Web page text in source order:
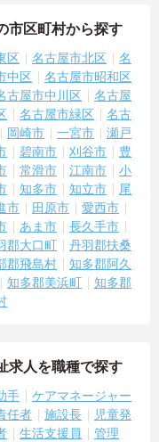
市区町村から探す
区 名古屋市北区
名
中区
名古屋市昭和区
古屋市中川区
名古屋
名古屋市緑区
名古
岡崎市 一宮市
瀬戸
碧南市 刈谷市
豊
常滑市 江南市
小
知多市 知立市
尾
市 田原市
愛西市
あま市
長久手市
郡大口町
丹羽郡扶桑
郡飛島村
知多郡阿久
知多郡美浜町
知多郡
求人を職種で探す
手
ケアマネージャー
任者 施設長
児童発
生活支援員
管理